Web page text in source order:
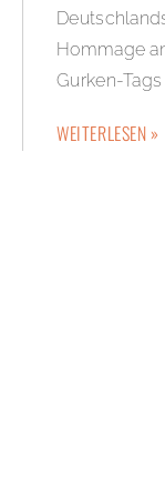
Hommage
Gurken-Tags
WEITERLESEN »